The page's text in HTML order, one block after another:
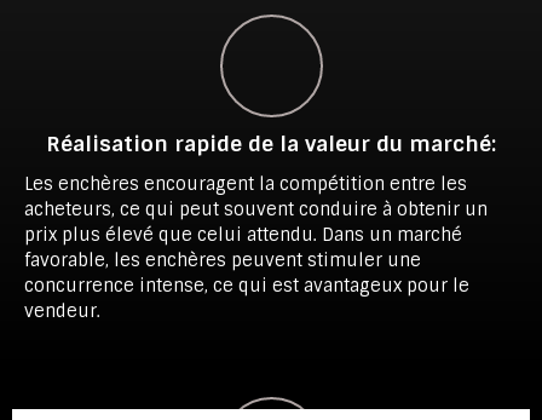
Réalisation rapide de la valeur du marché:
Les enchères encouragent la compétition entre les
acheteurs, ce qui peut souvent conduire à obtenir un
prix plus élevé que celui attendu. Dans un marché
favorable, les enchères peuvent stimuler une
concurrence intense, ce qui est avantageux pour le
vendeur.